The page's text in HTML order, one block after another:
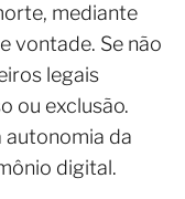
mediante
vontade. Se não
legais
ou exclusão.
autonomia da
digital.